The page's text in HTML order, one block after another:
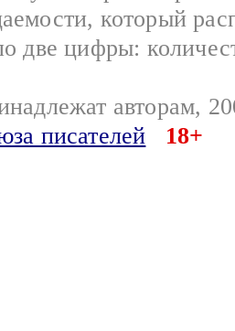
который
две цифры:
авторам,
писателей
18+